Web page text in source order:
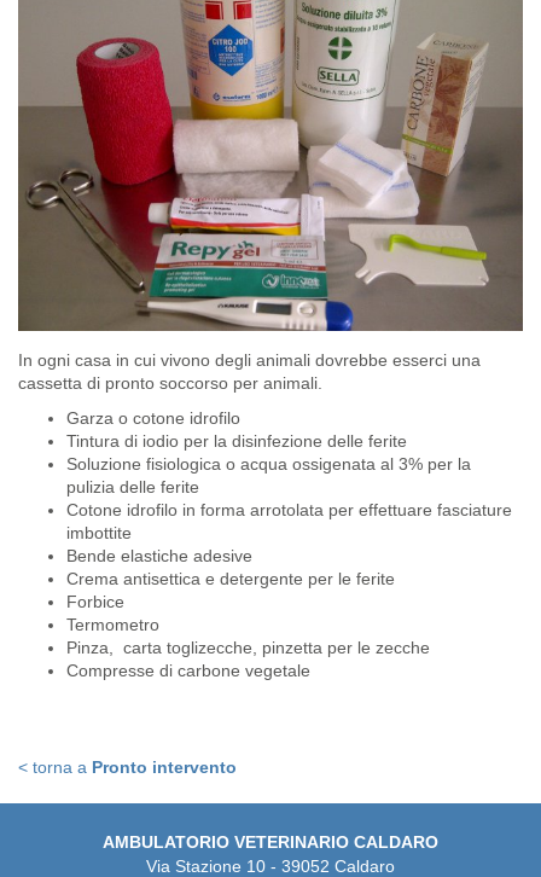
In ogni casa in cui vivono degli animali dovrebbe esserci una
cassetta di pronto soccorso per animali.
Garza o cotone idrofilo
Tintura di iodio per la disinfezione delle ferite
Soluzione fisiologica o acqua ossigenata al 3% per la
pulizia delle ferite
Cotone idrofilo in forma arrotolata per effettuare fasciature
imbottite
Bende elastiche adesive
Crema antisettica e detergente per le ferite
Forbice
Termometro
Pinza, carta toglizecche, pinzetta per le zecche
Compresse di carbone vegetale
< torna a Pronto intervento
AMBULATORIO VETERINARIO CALDARO
Via Stazione 10 - 39052 Caldaro